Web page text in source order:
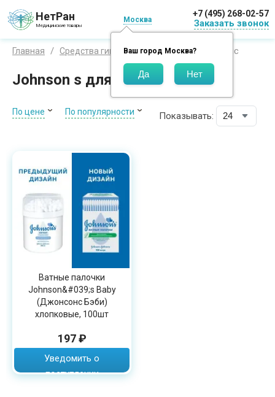
НетРан
Медицинские товары
Москва
Ваш город Москва?
+7 (495) 268-02-57
Заказать звонок
Главная Средства гигиены Бренды Джонсонс
Johnson s для детей
По цене По популярности Показывать:
Ватные палочки
Johnson&#039;s Baby
(Джонсонc Бэби)
хлопковые, 100шт
197 ₽
Уведомить о
поступлении